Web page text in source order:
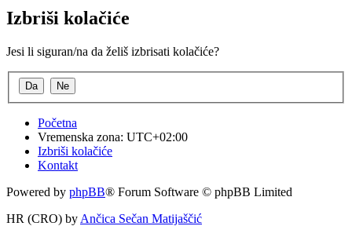
Izbriši kolačiće
Jesi li siguran/na da želiš izbrisati kolačiće?
Početna
Vremenska zona: UTC+02:00
Izbriši kolačiće
Kontakt
Powered by phpBB® Forum Software © phpBB Limited
HR (CRO) by Ančica Sečan Matijaščić